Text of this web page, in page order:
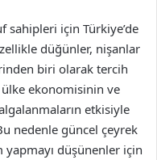
sahipleri için Türkiye’de
düğünler, nişanlar
biri olarak tercih
ülke ekonomisinin ve
etkisiyle
nedenle güncel çeyrek
yapmayı düşünenler için